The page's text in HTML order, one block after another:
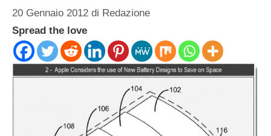
20 Gennaio 2012 di Redazione
Spread the love